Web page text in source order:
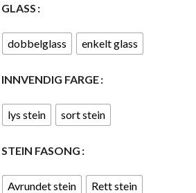
GLASS
dobbelglass enkelt glass
INNVENDIG FARGE
lys stein sort stein
STEIN FASONG
Avrundet stein Rett stein